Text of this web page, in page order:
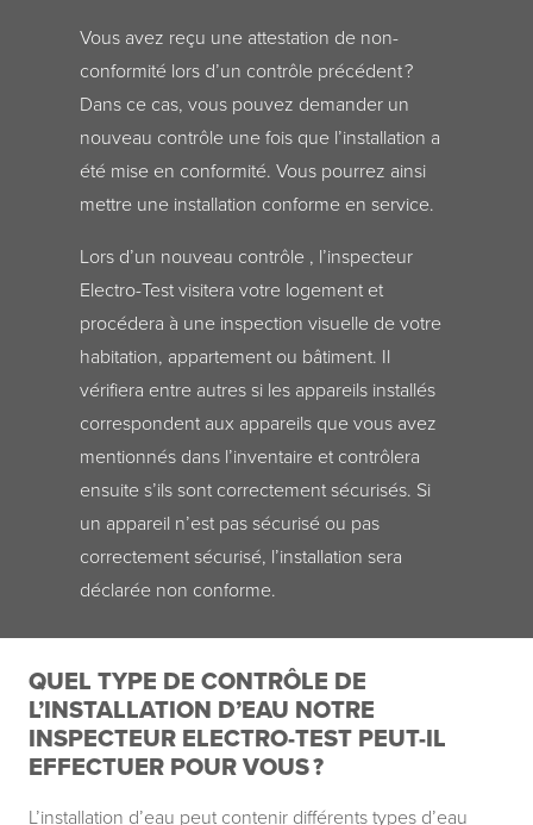
Vous avez reçu une attestation de non-
conformité lors d’un contrôle précédent ?
Dans ce cas, vous pouvez demander un
nouveau contrôle une fois que l’installation a
été mise en conformité. Vous pourrez ainsi
mettre une installation conforme en service.
Lors d’un nouveau contrôle , l’inspecteur
Electro-Test visitera votre logement et
procédera à une inspection visuelle de votre
habitation, appartement ou bâtiment. Il
vérifiera entre autres si les appareils installés
correspondent aux appareils que vous avez
mentionnés dans l’inventaire et contrôlera
ensuite s’ils sont correctement sécurisés. Si
un appareil n’est pas sécurisé ou pas
correctement sécurisé, l’installation sera
déclarée non conforme.
QUEL TYPE DE CONTRÔLE DE
L’INSTALLATION D’EAU NOTRE
INSPECTEUR ELECTRO-TEST PEUT-IL
EFFECTUER POUR VOUS ?
L’installation d’eau peut contenir différents types d’eau